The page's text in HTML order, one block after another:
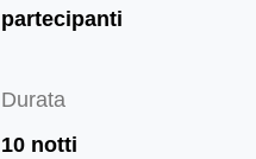
partecipanti
Durata
10 notti